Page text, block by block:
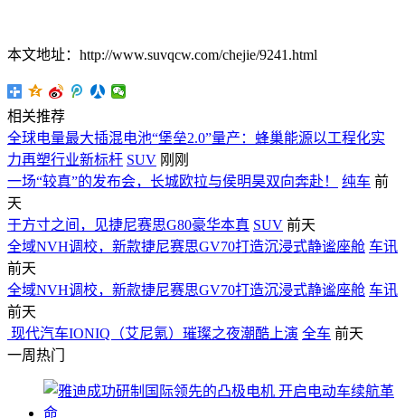
本文地址：http://www.suvqcw.com/chejie/9241.html
相关推荐
全球电量最大插混电池“堡垒2.0”量产：蜂巢能源以工程化实
力再塑行业新标杆 SUV 刚刚
一场“较真”的发布会，长城欧拉与侯明昊双向奔赴！
纯车 前
天
于方寸之间，见捷尼赛思G80豪华本真 SUV 前天
全域NVH调校，新款捷尼赛思GV70打造沉浸式静谧座舱 车讯
前天
全域NVH调校，新款捷尼赛思GV70打造沉浸式静谧座舱 车讯
前天
​ 现代汽车IONIQ（艾尼氪）璀璨之夜潮酷上演 全车 前天
一周热门